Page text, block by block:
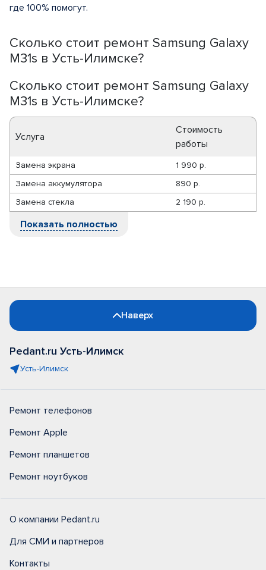
Сколько стоит ремонт Samsung Galaxy
M31s в Усть-Илимске?
Сколько стоит ремонт Samsung Galaxy
M31s в Усть-Илимске?
Услуга
Стоимость
работы
Замена экрана
1 990 р.
Замена аккумулятора
890 р.
Замена стекла
2 190 р.
Показать полностью
где 100% помогут.
Наверх
Pedant.ru Усть-Илимск
Усть-Илимск
Ремонт телефонов
Ремонт Apple
Ремонт планшетов
Ремонт ноутбуков
О компании Pedant.ru
Для СМИ и партнеров
Контакты